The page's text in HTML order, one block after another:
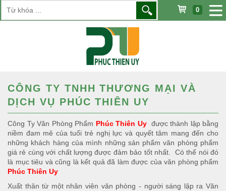
0
CÔNG TY TNHH THƯƠNG MẠI VÀ
DỊCH VỤ PHÚC THIÊN UY
Công Ty Văn Phòng Phẩm Phúc Thiên Uy được thành lập bằng
niềm đam mê của tuổi trẻ nghị lực và quyết tâm mang đến cho
những khách hàng của mình những sản phẩm văn phòng phẩm
giá rẻ cùng với chất lượng được đảm bảo tốt nhất. Có thể nói đó
là mục tiêu và cũng là kết quả đã làm được của văn phòng phẩm
Phúc Thiên Uy
Xuất thân từ một nhân viên văn phòng - người sáng lập ra Văn